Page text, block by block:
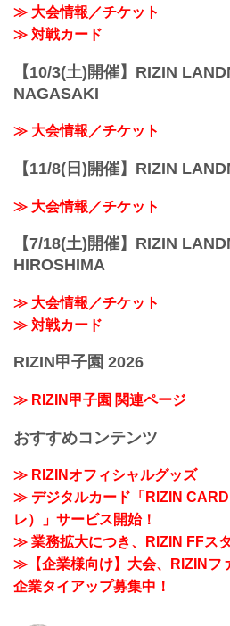
≫ 大会情報／チケット
≫ 対戦カード
【10/3(土)開催】RIZIN
NAGASAKI
≫ 大会情報／チケット
【11/8(日)開催】RIZIN
≫ 大会情報／チケット
【7/18(土)開催】RIZIN
HIROSHIMA
≫ 大会情報／チケット
≫ 対戦カード
RIZIN甲子園 2026
≫ RIZIN甲子園 関連ページ
おすすめコンテンツ
≫ RIZINオフィシャルグッズ
≫ デジタルカード「RIZIN
レ）」サービス開始！
≫ 業務拡大につき、RIZIN FFス
≫【企業様向け】大会、RIZINフ
企業タイアップ募集中！